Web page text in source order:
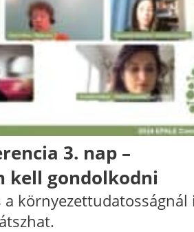
3. nap –
kell gondolkodni
környezettudatosságnál